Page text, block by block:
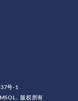
器简介视频
号-1
版权所有